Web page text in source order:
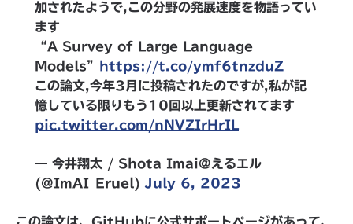
加されたようで,この分野の発展速度を物語ってい
ます
“A Survey of Large Language
Models”
https://t.co/ymf6tnzduZ
この論文,今年3月に投稿されたのですが,私が記
憶している限りもう10回以上更新されてます
pic.twitter.com/nNVZIrHrIL
— 今井翔太 / Shota Imai@えるエル
(@ImAI_Eruel) July 6, 2023